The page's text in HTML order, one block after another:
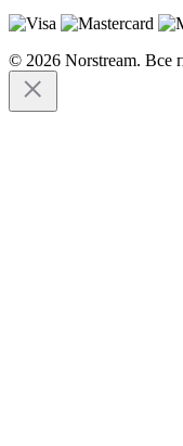
© 2026 Norstream. Все